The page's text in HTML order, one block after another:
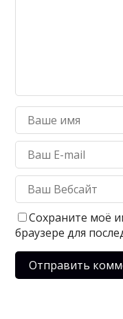
Сохраните моё
браузере для